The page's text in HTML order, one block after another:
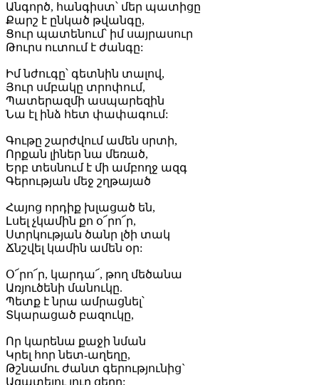
Անգործ, հանգիստ՝ մեր պատիցը
Քարշ է ընկած թվանգը,
Ցուր պատենում՝ իմ սայրասուր
Թուրս ուտում է ժանգը:
Իմ նժուգը՝ գետնին տալով,
Յուր սմբակը տրոփում,
Պատերազմի ասպարեզին
Նա էլ ինձ հետ փափագում:
Գութը շարժվում ամեն սրտի,
Որքան լիներ նա մեռած,
Երբ տեսնում է մի ամբողջ ազգ
Գերության մեջ շղթայած
Հայոց որդիք խլացած են,
Լսել չկամին քո օ՜րո՜ր,
Ստրկության ծանր լծի տակ
Ճնշվել կամին ամեն օր:
Օ՜րո՜ր, կարդա՜, թող մեծանա
Առյուծենի մանուկը.
Պետք է նրա ամրացնել՝
Տկարացած բազուկը,
Որ կարենա քաջի նման
Կրել հոր նետ-աղեղը,
Թշնամու ժանտ գերությունից`
Ազատելու յուր ցեղը: